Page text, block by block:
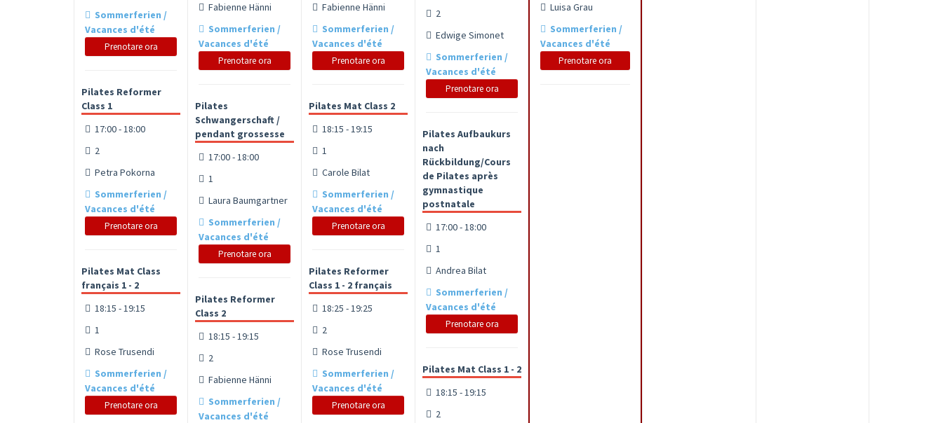
Sommerferien /
Vacances d'été
Prenotare ora
Pilates Reformer
Class 1
17:00 - 18:00
2
Petra Pokorna
Sommerferien /
Vacances d'été
Prenotare ora
Pilates Mat Class
français 1 - 2
18:15 - 19:15
1
Rose Trusendi
Sommerferien /
Vacances d'été
Prenotare ora
Fabienne Hänni
Sommerferien /
Vacances d'été
Prenotare ora
Pilates
Schwangerschaft /
pendant grossesse
17:00 - 18:00
1
Laura Baumgartner
Sommerferien /
Vacances d'été
Prenotare ora
Pilates Reformer
Class 2
18:15 - 19:15
2
Fabienne Hänni
Sommerferien /
Vacances d'été
Fabienne Hänni
Sommerferien /
Vacances d'été
Prenotare ora
Pilates Mat Class 2
18:15 - 19:15
1
Carole Bilat
Sommerferien /
Vacances d'été
Prenotare ora
Pilates Reformer
Class 1 - 2 français
18:25 - 19:25
2
Rose Trusendi
Sommerferien /
Vacances d'été
Prenotare ora
2
Edwige Simonet
Sommerferien /
Vacances d'été
Prenotare ora
Pilates Aufbaukurs
nach
Rückbildung/Cours
de Pilates après
gymnastique
postnatale
17:00 - 18:00
1
Andrea Bilat
Sommerferien /
Vacances d'été
Prenotare ora
Pilates Mat Class 1 - 2
18:15 - 19:15
2
Luisa Grau
Sommerferien /
Vacances d'été
Prenotare ora